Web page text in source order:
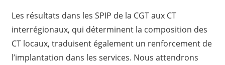
Les résultats dans les SPIP de la CGT aux CT
interrégionaux, qui déterminent la composition des
CT locaux, traduisent également un renforcement de
l’implantation dans les services. Nous attendrons